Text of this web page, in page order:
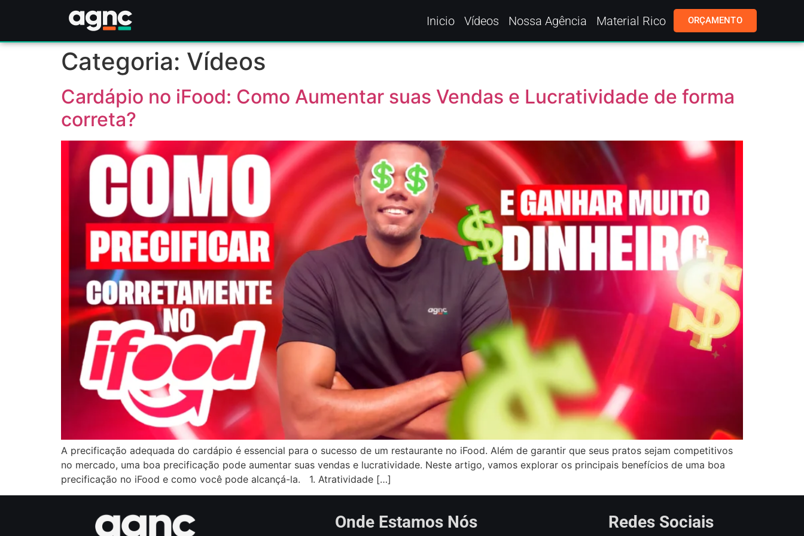
Inicio Vídeos Nossa Agência Material Rico ORÇAMENTO
Categoria: Vídeos
Cardápio no iFood: Como Aumentar suas Vendas e Lucratividade de forma
correta?
A precificação adequada do cardápio é essencial para o sucesso de um restaurante no iFood. Além de garantir que seus pratos sejam competitivos
no mercado, uma boa precificação pode aumentar suas vendas e lucratividade. Neste artigo, vamos explorar os principais benefícios de uma boa
precificação no iFood e como você pode alcançá-la. 1. Atratividade […]
Onde Estamos Nós Redes Sociais